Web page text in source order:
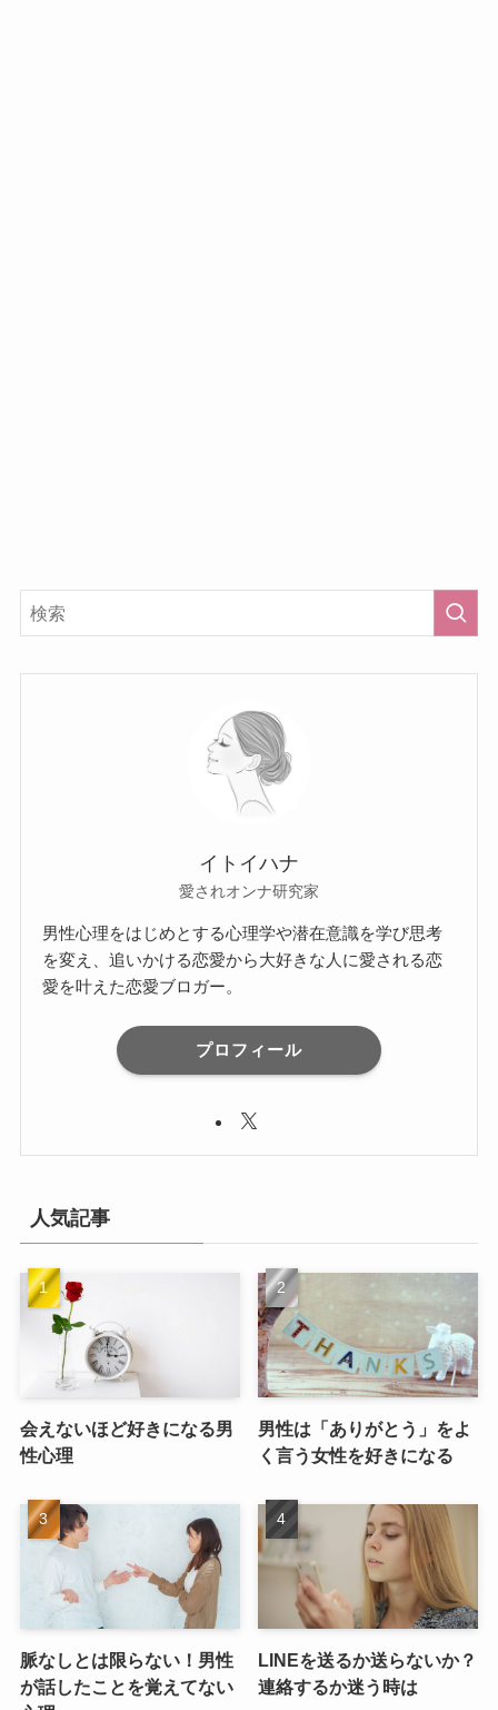
イトイハナ
愛されオンナ研究家
男性心理をはじめとする心理学や潜在意識を学び思考
を変え、追いかける恋愛から大好きな人に愛される恋
愛を叶えた恋愛ブロガー。
プロフィール
人気記事
会えないほど好きになる男
性心理
男性は「ありがとう」をよ
く言う女性を好きになる
脈なしとは限らない！男性
が話したことを覚えてない
LINEを送るか送らないか？
連絡するか迷う時は